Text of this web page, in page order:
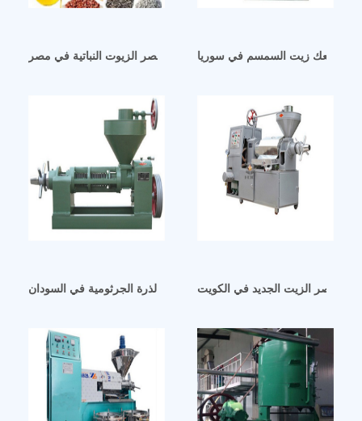
ماكينة عصر الزيوت النباتية في مصر كعك زيت السمسم في سوريا
معصرة زيت بذور الذرة الجرثومية في السودانعصر الزيت الجديد في الكويت